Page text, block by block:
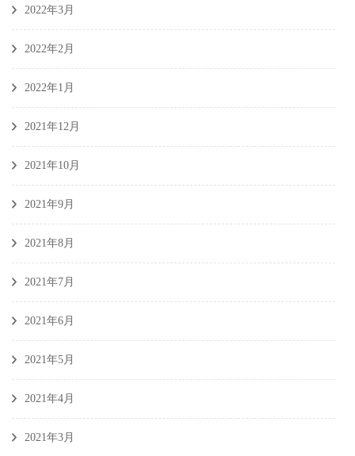
2022年3月
2022年2月
2022年1月
2021年12月
2021年10月
2021年9月
2021年8月
2021年7月
2021年6月
2021年5月
2021年4月
2021年3月